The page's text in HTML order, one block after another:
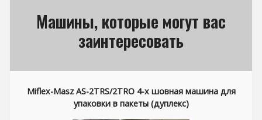
Машины, которые могут вас
заинтересовать
Miflex-Masz AS-2TRS/2TRO 4-х шовная машина для
упаковки в пакеты (дуплекс)